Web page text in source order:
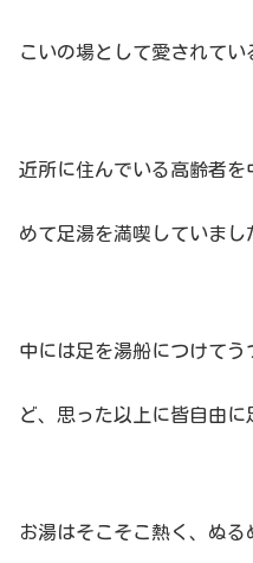
こいの場として愛されてい
近所に住んでいる高齢者
めて足湯を満喫していまし
中には足を湯船につけて
ど、思った以上に皆自由に
お湯はそこそこ熱く、ぬ